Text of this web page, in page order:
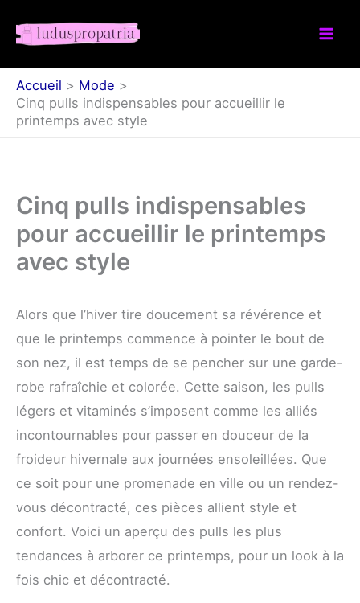
Accueil
Mode
Cinq pulls indispensables pour accueillir le
printemps avec style
Cinq pulls indispensables
pour accueillir le printemps
avec style
Alors que l’hiver tire doucement sa révérence et
que le printemps commence à pointer le bout de
son nez, il est temps de se pencher sur une garde-
robe rafraîchie et colorée. Cette saison, les pulls
légers et vitaminés s’imposent comme les alliés
incontournables pour passer en douceur de la
froideur hivernale aux journées ensoleillées. Que
ce soit pour une promenade en ville ou un rendez-
vous décontracté, ces pièces allient style et
confort. Voici un aperçu des pulls les plus
tendances à arborer ce printemps, pour un look à la
fois chic et décontracté.